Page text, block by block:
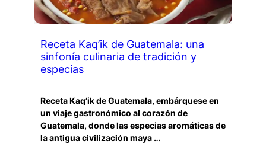
Receta Kaq’ik de Guatemala: una
sinfonía culinaria de tradición y
especias
Receta Kaq’ik de Guatemala, embárquese en
un viaje gastronómico al corazón de
Guatemala, donde las especias aromáticas de
la antigua civilización maya …